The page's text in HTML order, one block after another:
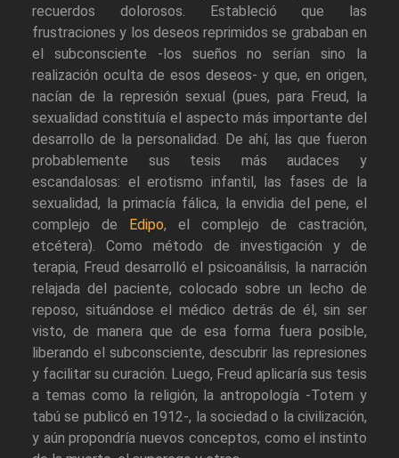
recuerdos dolorosos. Estableció que las
frustraciones y los deseos reprimidos se grababan en
el subconsciente -los sueños no serían sino la
realización oculta de esos deseos- y que, en origen,
nacían de la represión sexual (pues, para Freud, la
sexualidad constituía el aspecto más importante del
desarrollo de la personalidad. De ahí, las que fueron
probablemente sus tesis más audaces y
escandalosas: el erotismo infantil, las fases de la
sexualidad, la primacía fálica, la envidia del pene, el
complejo de
Edipo, el complejo de castración,
etcétera). Como método de investigación y de
terapia, Freud desarrolló el psicoanálisis, la narración
relajada del paciente, colocado sobre un lecho de
reposo, situándose el médico detrás de él, sin ser
visto, de manera que de esa forma fuera posible,
liberando el subconsciente, descubrir las represiones
y facilitar su curación. Luego, Freud aplicaría sus tesis
a temas como la religión, la antropología -Totem y
tabú se publicó en 1912-, la sociedad o la civilización,
y aún propondría nuevos conceptos, como el instinto